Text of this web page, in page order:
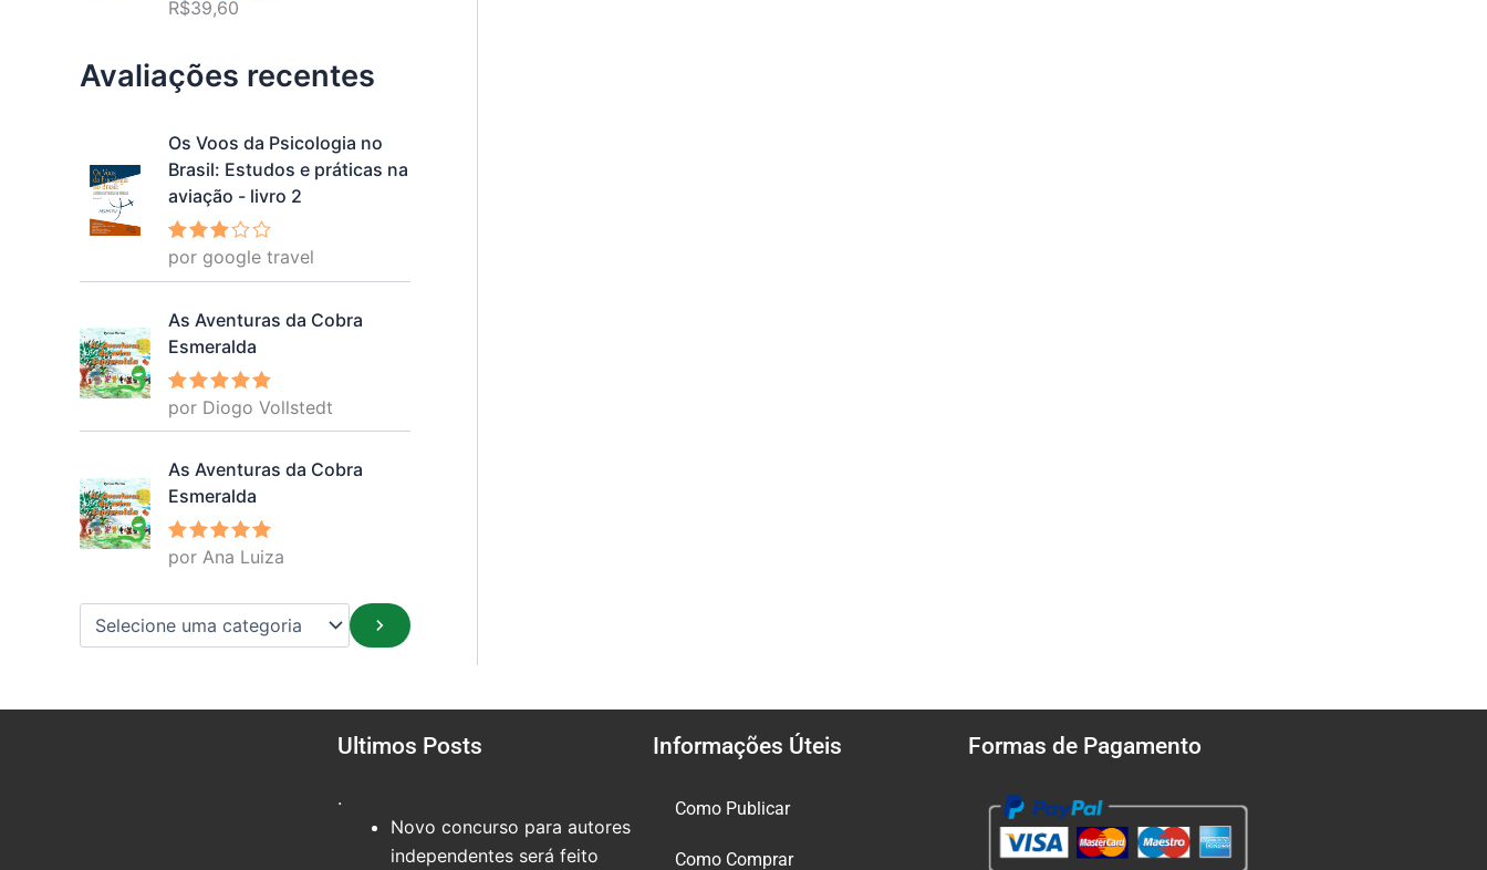
Avaliação
R$39,60
Avaliações recentes
Os Voos da Psicologia no
Brasil: Estudos e práticas na
aviação - livro 2
Avalia
ção 3
por google travel
As Aventuras da Cobra
Esmeralda
Avaliação
5
por Diogo Vollstedt
As Aventuras da Cobra
Esmeralda
Avaliação
5
por Ana Luiza
Ultimos Posts
.
Novo concurso para autores
independentes será feito
Informações Úteis
Como Publicar
Como Comprar
Formas de Pagamento